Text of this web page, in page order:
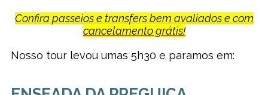
Confira passeios e transfers bem avaliados e com
cancelamento grátis!
Nosso tour levou umas 5h30 e paramos em: